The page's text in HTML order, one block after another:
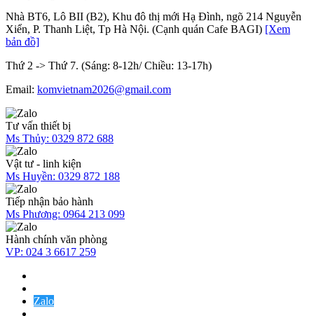
Nhà BT6, Lô BII (B2), Khu đô thị mới Hạ Đình, ngõ 214 Nguyễn
Xiển, P. Thanh Liệt, Tp Hà Nội. (Cạnh quán Cafe BAGI) [Xem
bản đồ]
Thứ 2 -> Thứ 7. (Sáng: 8-12h/ Chiều: 13-17h)
Email: komvietnam2026@gmail.com
Tư vấn thiết bị
Ms Thủy: 0329 872 688
Vật tư - linh kiện
Ms Huyền: 0329 872 188
Tiếp nhận bảo hành
Ms Phương: 0964 213 099
Hành chính văn phòng
VP: 024 3 6617 259
Zalo